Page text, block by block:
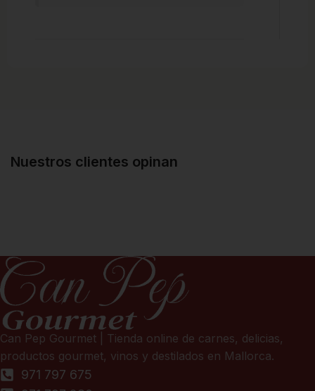
Nuestros clientes opinan
Can Pep Gourmet | Tienda online de carnes, delicias,
productos gourmet, vinos y destilados en Mallorca.
971 797 675